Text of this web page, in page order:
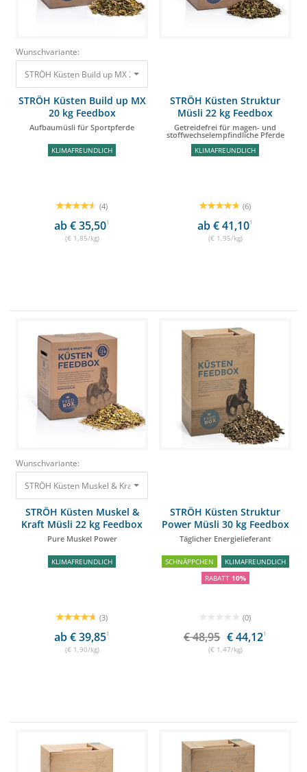
Wunschvariante:
STRÖH Küsten Build up MX 20 kg Feedbox Aufbaumüsli für Sportpferde
STRÖH Küsten Build up MX
20 kg Feedbox
Aufbaumüsli für Sportpferde
KLIMAFREUNDLICH
(4)
ab € 35,501
(€ 1,85/kg)
STRÖH Küsten Struktur
Müsli 22 kg Feedbox
Getreidefrei für magen- und
stoffwechselempfindliche Pferde
KLIMAFREUNDLICH
(6)
ab € 41,101
(€ 1,95/kg)
Wunschvariante:
STRÖH Küsten Muskel & Kraft Müsli 22 kg Feedbox Pure Muskel Power
STRÖH Küsten Muskel &
Kraft Müsli 22 kg Feedbox
Pure Muskel Power
KLIMAFREUNDLICH
(3)
ab € 39,851
(€ 1,90/kg)
STRÖH Küsten Struktur
Power Müsli 30 kg Feedbox
Täglicher Energielieferant
SCHNÄPPCHEN
KLIMAFREUNDLICH
RABATT 10%
(0)
€ 48,95 € 44,121
(€ 1,47/kg)